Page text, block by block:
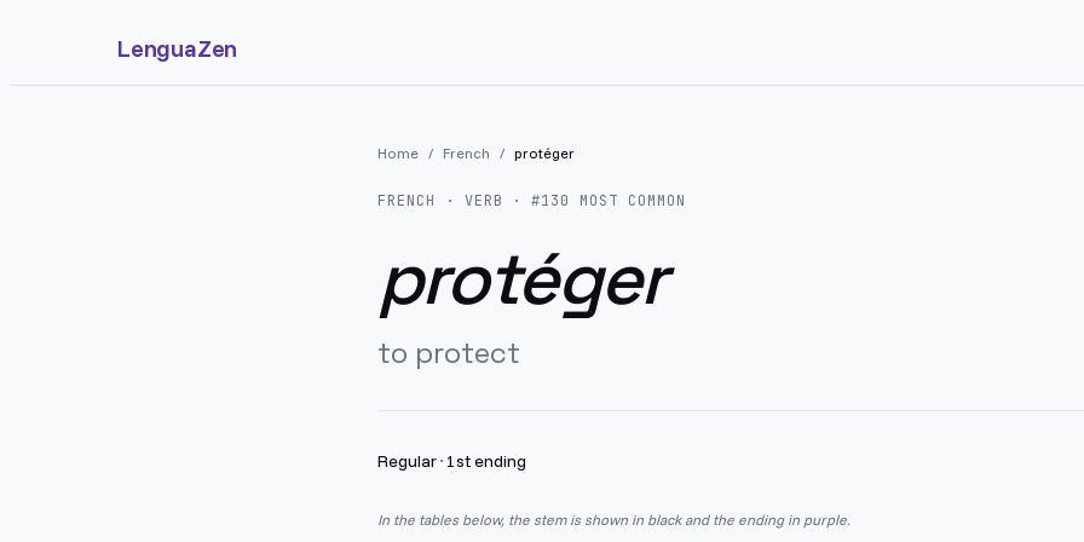
LenguaZen
Home / French / protéger
FRENCH · VERB · #130 MOST COMMON
protéger
to protect
Regular· 1st ending
In the tables below, the stem is shown in black and the ending in purple.